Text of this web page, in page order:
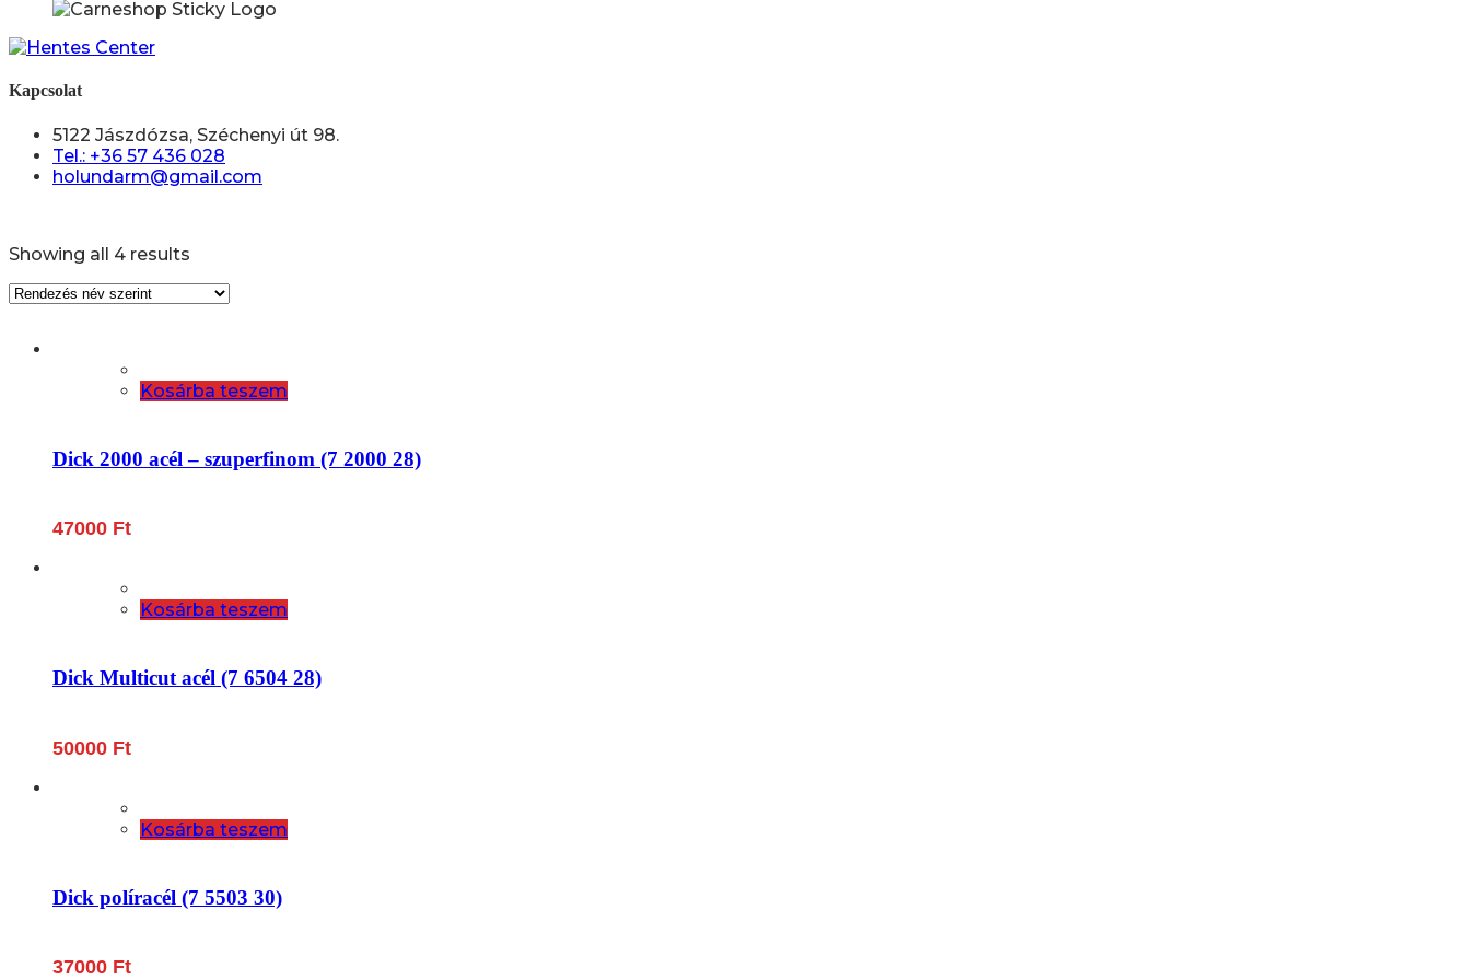
Kapcsolat
5122 Jászdózsa, Széchenyi út 98.
Tel.: +36 57 436 028
holundarm@gmail.com
Showing all 4 results
Kosárba teszem
Dick 2000 acél – szuperfinom (7 2000 28)
47000 Ft
Kosárba teszem
Dick Multicut acél (7 6504 28)
50000 Ft
Kosárba teszem
Dick políracél (7 5503 30)
37000 Ft